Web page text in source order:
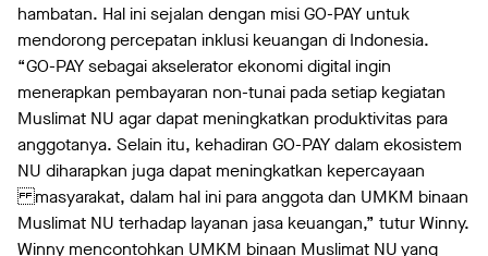
hambatan. Hal ini sejalan dengan misi GO-PAY untuk
mendorong percepatan inklusi keuangan di Indonesia.
“GO-PAY sebagai akselerator ekonomi digital ingin
menerapkan pembayaran non-tunai pada setiap kegiatan
Muslimat NU agar dapat meningkatkan produktivitas para
anggotanya. Selain itu, kehadiran GO-PAY dalam ekosistem
NU diharapkan juga dapat meningkatkan kepercayaan
masyarakat, dalam hal ini para anggota dan UMKM binaan
Muslimat NU terhadap layanan jasa keuangan,” tutur Winny.
Winny mencontohkan UMKM binaan Muslimat NU yang